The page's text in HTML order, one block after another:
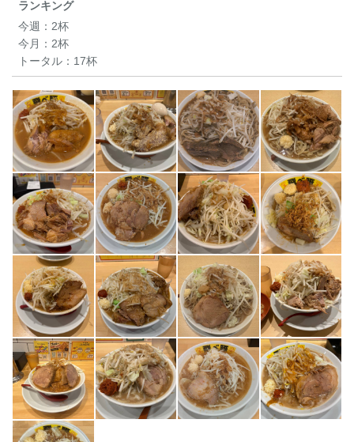
ランキング
今週： 2杯
今月： 2杯
トータル： 17杯